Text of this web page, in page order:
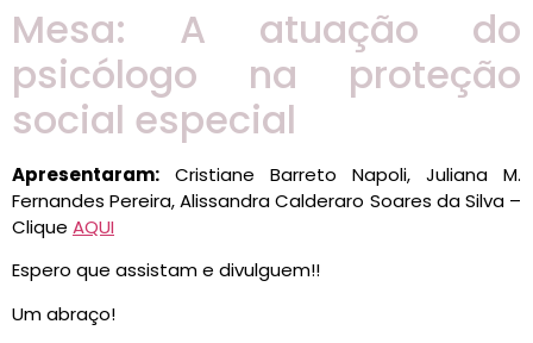
Mesa: A atuação do
psicólogo na proteção
social especial
Apresentaram: Cristiane Barreto Napoli, Juliana M.
Fernandes Pereira, Alissandra Calderaro Soares da Silva –
Clique AQUI
Espero que assistam e divulguem!!
Um abraço!